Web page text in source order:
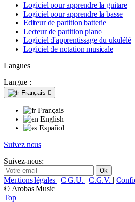
Logiciel pour apprendre la guitare
Logiciel pour apprendre la basse
Editeur de partition batterie
Lecteur de partition piano
Logiciel d'apprentissage du ukulélé
Logiciel de notation musicale
Langues
Langue :
Français 
Français
English
Español
Suivez nous
Suivez-nous:
Mentions légales | C.G.U. | C.G.V. |
© Arobas Music
Top